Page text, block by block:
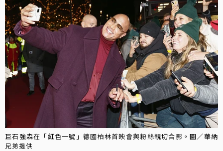
巨石強森在「紅色一號」德國柏林首映會與粉絲親切合影。圖／華納
兄弟提供